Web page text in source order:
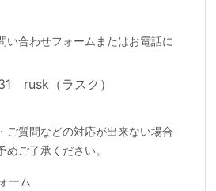
い合わせフォームまたはお電話に
rusk（ラスク）
ご質問などの対応が出来ない場合
ご了承ください。
ーム